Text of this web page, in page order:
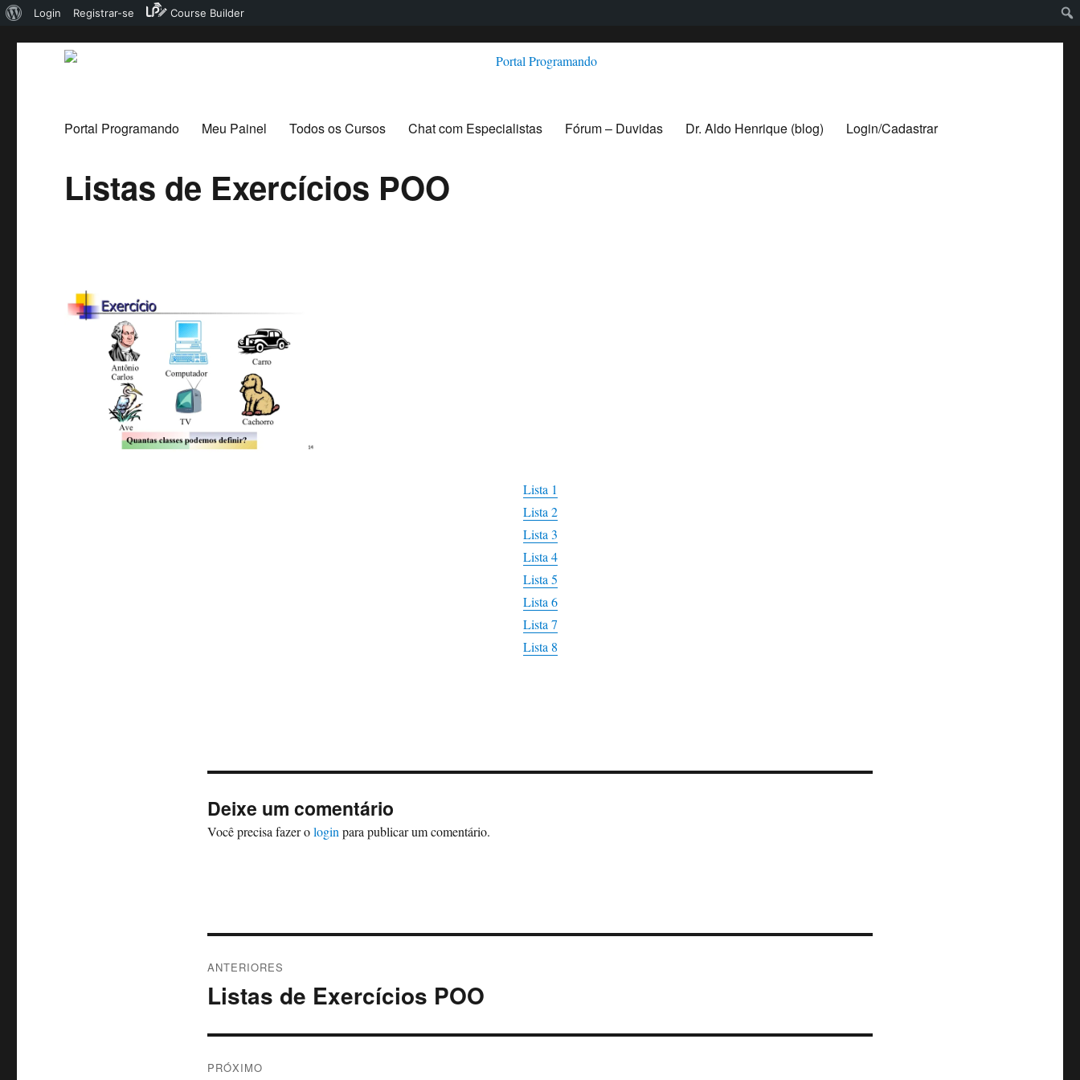
Sobre
WordPress
Login Registrar-se Course Builder
Portal Programando
Portal Programando Meu Painel Todos os Cursos Chat com Especialistas Fórum – Duvidas Dr. Aldo Henrique (blog) Login/Cadastrar
Listas de Exercícios POO
Lista 1
Lista 2
Lista 3
Lista 4
Lista 5
Lista 6
Lista 7
Lista 8
Deixe um comentário
Você precisa fazer ologin para publicar um comentário.
de
ANTERIORES
Post
Listas de Exercícios POO
PRÓXIMO